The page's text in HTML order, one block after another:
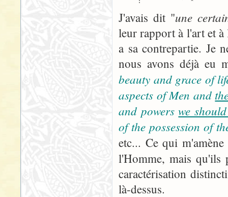
J'avais dit "une
leur rapport à l'art et
a sa contrepartie. Je
nous avons déjà eu
beauty and grace of
aspects of Men and
and powerswe
of the possession of
etc... Ce qui
l'Homme, mais qu'ils
caractérisation
là-dessus.